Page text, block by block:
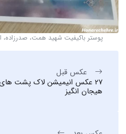
پوستر باکیفیت شهید همت، صدرزاده،
عکس قبل
27 عکس انیمیشن لاک پشت
هیجان انگیز